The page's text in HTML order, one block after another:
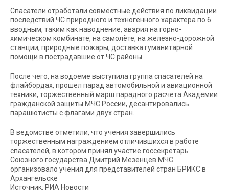
Спасатели отработали совместные действия по ликвидации
последствий ЧС природного и техногенного характера по 6
вводным, таким как наводнение, авария на горно-
химическом комбинате, на самолёте, на железно-дорожной
станции, природные пожары, доставка гуманитарной
помощи в пострадавшие от ЧС районы.
После чего, на водоеме выступила группа спасателей на
флайбордах, прошел парад автомобильной и авиационной
техники, торжественный марш парадного расчета Академии
гражданской защиты МЧС России, десантировались
парашютисты с флагами двух стран.
В ведомстве отметили, что учения завершились
торжественным награждением отличившихся в работе
спасателей, в котором принял участие госсекретарь
Союзного государства Дмитрий Мезенцев.МЧС
организовало учения для представителей стран БРИКС в
Архангельске
Источник: РИА Новости